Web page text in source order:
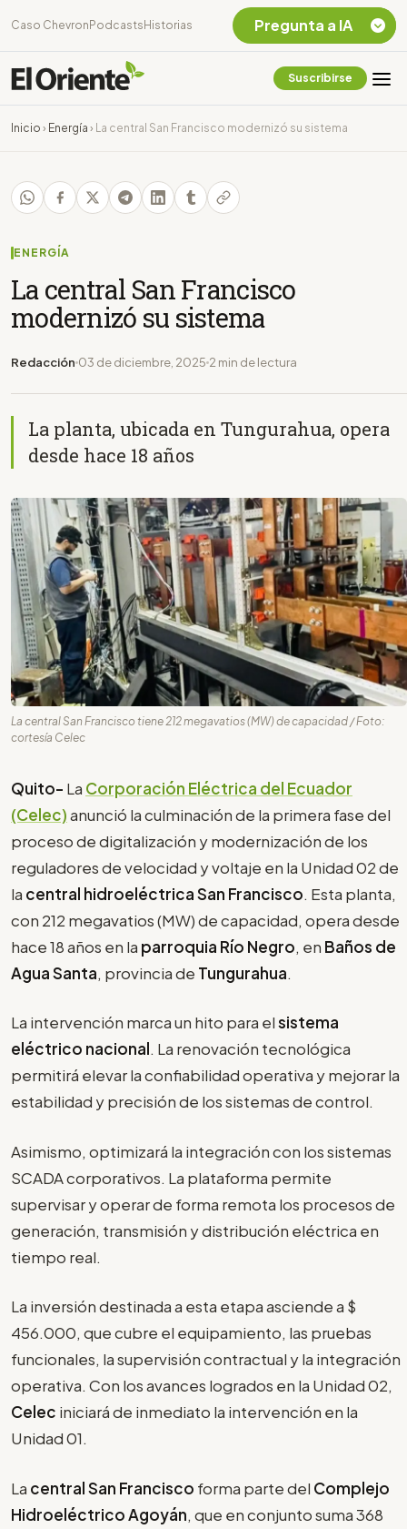
Caso Chevron Podcasts Historias
Suscribirse
Inicio › Energía › La central San Francisco modernizó su sistema
ENERGÍA
La central San Francisco
modernizó su sistema
Redacción 03 de diciembre, 2025 2 min de lectura
La planta, ubicada en Tungurahua, opera
desde hace 18 años
La central San Francisco tiene 212 megavatios (MW) de capacidad / Foto:
cortesía Celec
Quito- La Corporación Eléctrica del Ecuador
(Celec)anunció la culminación de la primera fase del
proceso de digitalización y modernización de los
reguladores de velocidad y voltaje en la Unidad 02 de
la central hidroeléctrica San Francisco. Esta planta,
con 212 megavatios (MW) de capacidad, opera desde
hace 18 años en la parroquia Río Negro, en Baños de
Agua Santa, provincia de Tungurahua.
La intervención marca un hito para elsistema
eléctrico nacional. La renovación tecnológica
permitirá elevar la confiabilidad operativa y mejorar la
estabilidad y precisión de los sistemas de control.
Asimismo, optimizará la integración con los sistemas
SCADA corporativos. La plataforma permite
supervisar y operar de forma remota los procesos de
generación, transmisión y distribución eléctrica en
tiempo real.
La inversión destinada a esta etapa asciende a $
456.000, que cubre el equipamiento, las pruebas
funcionales, la supervisión contractual y la integración
operativa. Con los avances logrados en la Unidad 02,
Celec iniciará de inmediato la intervención en la
Unidad 01.
La central San Francisco forma parte del Complejo
Hidroeléctrico Agoyán, que en conjunto suma 368
Pregunta a IA
Chevron Ecuador